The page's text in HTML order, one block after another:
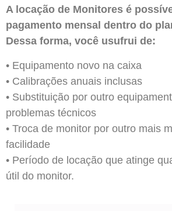
A locação de Monitores é
pagamento mensal dentro do
Dessa forma, você usufrui de:
• Equipamento novo na caixa
• Calibrações anuais inclusas
• Substituição por outro
problemas técnicos
• Troca de monitor por outro mais
facilidade
• Período de locação que atinge
útil do monitor.